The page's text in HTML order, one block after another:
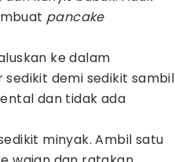
pancake
ke dalam
demi sedikit sambil
dan tidak ada
minyak. Ambil satu